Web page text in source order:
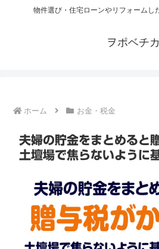
物件選び・住宅ローンやリフォームし
ヲポベチカ
ホーム お金・税金
夫婦の貯金をまとめると
土壇場で焦らないように